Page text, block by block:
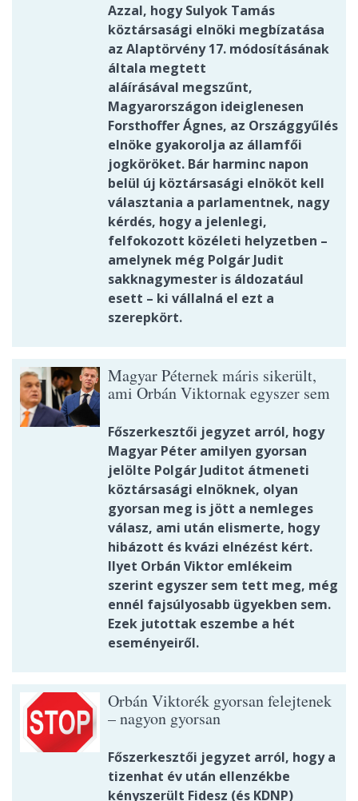
Azzal, hogy Sulyok Tamás
köztársasági elnöki megbízatása
az Alaptörvény 17. módosításának
általa megtett
aláírásával megszűnt,
Magyarországon ideiglenesen
Forsthoffer Ágnes, az Országgyűlés
elnöke gyakorolja az államfői
jogköröket. Bár harminc napon
belül új köztársasági elnököt kell
választania a parlamentnek, nagy
kérdés, hogy a jelenlegi,
felfokozott közéleti helyzetben –
amelynek még Polgár Judit
sakknagymester is áldozatául
esett – ki vállalná el ezt a
szerepkört.
Magyar Péternek máris sikerült,
ami Orbán Viktornak egyszer sem
Főszerkesztői jegyzet arról, hogy
Magyar Péter amilyen gyorsan
jelölte Polgár Juditot átmeneti
köztársasági elnöknek, olyan
gyorsan meg is jött a nemleges
válasz, ami után elismerte, hogy
hibázott és kvázi elnézést kért.
Ilyet Orbán Viktor emlékeim
szerint egyszer sem tett meg, még
ennél fajsúlyosabb ügyekben sem.
Ezek jutottak eszembe a hét
eseményeiről.
Orbán Viktorék gyorsan felejtenek
– nagyon gyorsan
Főszerkesztői jegyzet arról, hogy a
tizenhat év után ellenzékbe
kényszerült Fidesz (és KDNP)